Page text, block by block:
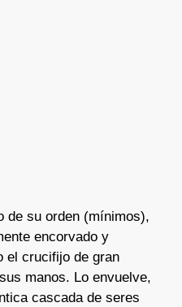
de su orden (mínimos),
encorvado y
el crucifijo de gran
manos. Lo envuelve,
cascada de seres